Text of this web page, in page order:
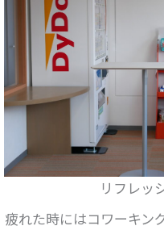
リフレッ
疲れた時にはコワーキン